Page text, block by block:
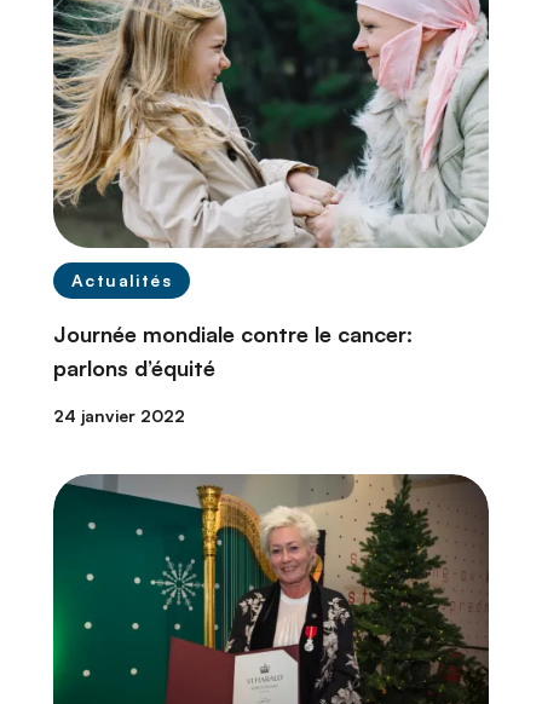
Actualités
Journée mondiale contre le cancer:
parlons d’équité
24 janvier 2022